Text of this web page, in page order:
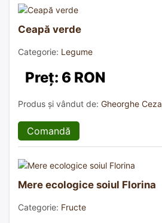
Ceapă verde
Categorie: Legume
Preț: 6 RON
Produs și vândut de: Gheorghe
Comandă
Mere ecologice soiul Florina
Categorie: Fructe